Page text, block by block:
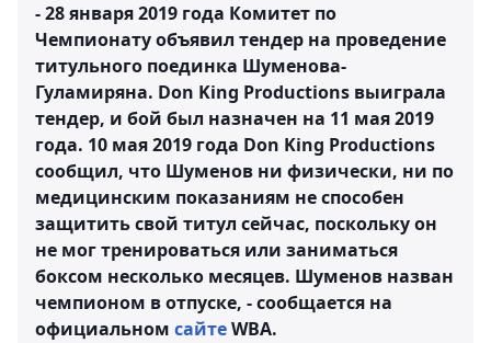
- 28 января 2019 года Комитет по
Чемпионату объявил тендер на проведение
титульного поединка Шуменова-
Гуламиряна. Don King Productions выиграла
тендер, и бой был назначен на 11 мая 2019
года. 10 мая 2019 года Don King Productions
сообщил, что Шуменов ни физически, ни по
медицинским показаниям не способен
защитить свой титул сейчас, поскольку он
не мог тренироваться или заниматься
боксом несколько месяцев. Шуменов назван
чемпионом в отпуске, - сообщается на
официальном сайтеWBA.